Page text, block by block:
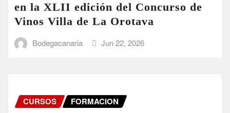
en la XLII edición del Concurso de
Vinos Villa de La Orotava
Bodegacanaria Jun 22, 2026
CURSOS FORMACION